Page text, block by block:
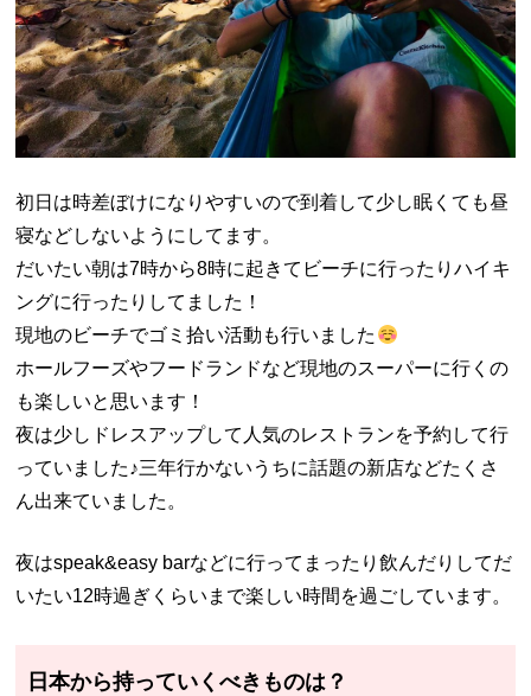
初日は時差ぼけになりやすいので到着して少し眠くても昼
寝などしないようにしてます。
だいたい朝は7時から8時に起きてビーチに行ったりハイキ
ングに行ったりしてました！
現地のビーチでゴミ拾い活動も行いました
ホールフーズやフードランドなど現地のスーパーに行くの
も楽しいと思います！
夜は少しドレスアップして人気のレストランを予約して行
っていました♪三年行かないうちに話題の新店などたくさ
ん出来ていました。
夜はspeak&easy barなどに行ってまったり飲んだりしてだ
いたい12時過ぎくらいまで楽しい時間を過ごしています。
日本から持っていくべきものは？